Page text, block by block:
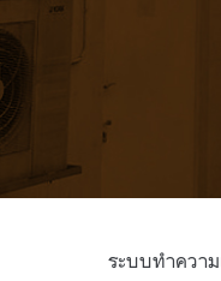
ระบบทำควา